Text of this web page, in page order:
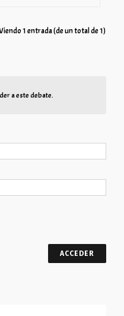
1 entrada (de un total de 1)
a este debate.
ACCEDER